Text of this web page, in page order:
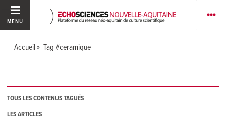
MENU
Accueil Tag #ceramique
TOUS LES CONTENUS TAGUÉS
LES ARTICLES